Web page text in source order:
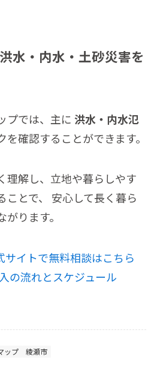
水・内水・土砂災害を
プでは、主に 洪水・内水氾
を確認することができます。
理解し、立地や暮らしやす
ことで、 安心して長く暮ら
ります。
イトで無料相談はこちら
の流れとスケジュール
ップ 綾瀬市